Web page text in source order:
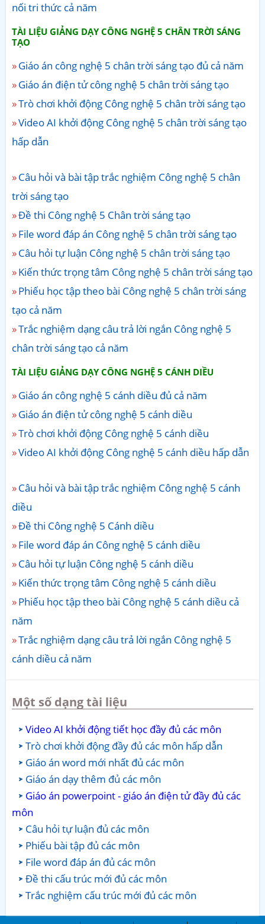
nối tri thức cả năm
TÀI LIỆU GIẢNG DẠY CÔNG NGHỆ 5 CHÂN TRỜI SÁNG
TẠO
Giáo án công nghệ 5 chân trời sáng tạo đủ cả năm
Giáo án điện tử công nghệ 5 chân trời sáng tạo
Trò chơi khởi động Công nghệ 5 chân trời sáng tạo
Video AI khởi động Công nghệ 5 chân trời sáng tạo
hấp dẫn
Câu hỏi và bài tập trắc nghiệm Công nghệ 5 chân
trời sáng tạo
Đề thi Công nghệ 5 Chân trời sáng tạo
File word đáp án Công nghệ 5 chân trời sáng tạo
Câu hỏi tự luận Công nghệ 5 chân trời sáng tạo
Kiến thức trọng tâm Công nghệ 5 chân trời sáng tạo
Phiếu học tập theo bài Công nghệ 5 chân trời sáng
tạo cả năm
Trắc nghiệm dạng câu trả lời ngắn Công nghệ 5
chân trời sáng tạo cả năm
TÀI LIỆU GIẢNG DẠY CÔNG NGHỆ 5 CÁNH DIỀU
Giáo án công nghệ 5 cánh diều đủ cả năm
Giáo án điện tử công nghệ 5 cánh diều
Trò chơi khởi động Công nghệ 5 cánh diều
Video AI khởi động Công nghệ 5 cánh diều hấp dẫn
Câu hỏi và bài tập trắc nghiệm Công nghệ 5 cánh
diều
Đề thi Công nghệ 5 Cánh diều
File word đáp án Công nghệ 5 cánh diều
Câu hỏi tự luận Công nghệ 5 cánh diều
Kiến thức trọng tâm Công nghệ 5 cánh diều
Phiếu học tập theo bài Công nghệ 5 cánh diều cả
năm
Trắc nghiệm dạng câu trả lời ngắn Công nghệ 5
cánh diều cả năm
Một số dạng tài liệu
Video AI khởi động tiết học đầy đủ các môn
Trò chơi khởi động đầy đủ các môn hấp dẫn
Giáo án word mới nhất đủ các môn
Giáo án dạy thêm đủ các môn
Giáo án powerpoint - giáo án điện tử đầy đủ các
môn
Câu hỏi tự luận đủ các môn
Phiếu bài tập đủ các môn
File word đáp án đủ các môn
Đề thi cấu trúc mới đủ các môn
Trắc nghiệm cấu trúc mới đủ các môn